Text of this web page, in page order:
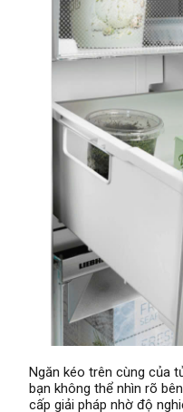
Ngăn kéo trên cùng của
bạn không thể nhìn rõ
cấp giải pháp nhờ độ